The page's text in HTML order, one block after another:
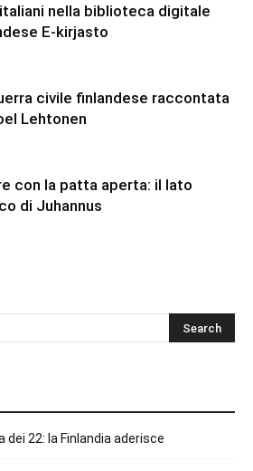
nella biblioteca digitale
E-kirjasto
civile finlandese raccontata
Lehtonen
con la patta aperta: il lato
di Juhannus
dei 22: la Finlandia aderisce